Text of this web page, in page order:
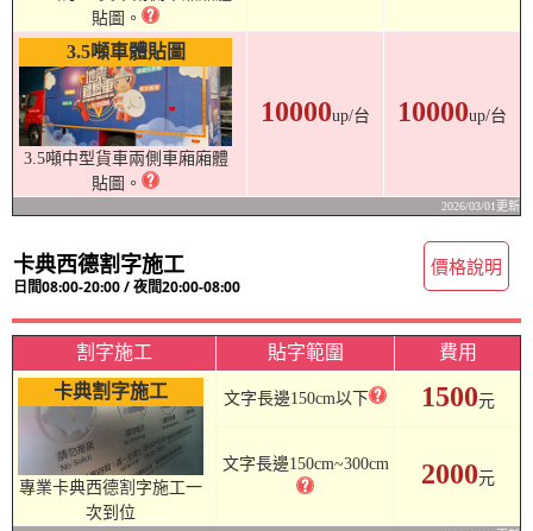
貼圖。
3.5噸車體貼圖
3.5噸中型貨車兩側車廂廂體
貼圖。
10000up/台 10000up/台
2026/03/01更新
卡典西德割字施工
日間08:00-20:00 / 夜間20:00-08:00
價格說明
割字施工 貼字範圍
費用
卡典割字施工
專業卡典西德割字施工一
次到位
文字長邊150cm以下 1500元
文字長邊150cm~300cm 2000元